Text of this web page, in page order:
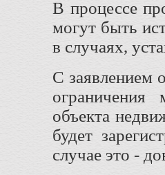
В процессе
могут быть
в случаях,
С заявлением
ограничения
объекта
будет
случае это -